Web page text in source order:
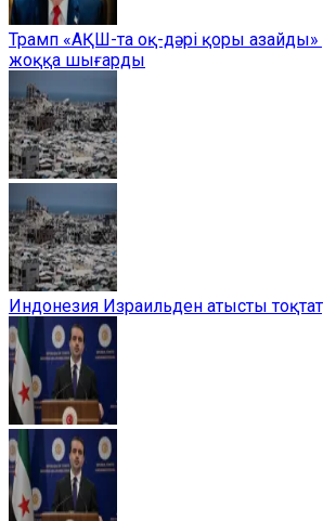
Трамп «АҚШ-та оқ-дәрі қоры азайды»
жоққа шығарды
Индонезия Израильден атысты